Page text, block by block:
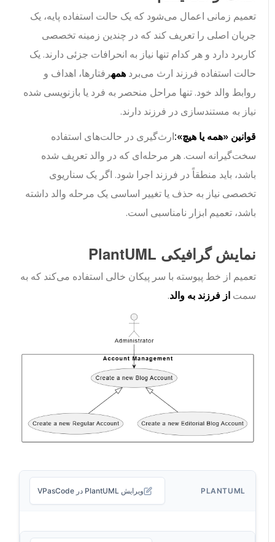
تعمیم زمانی اعمال می‌شود که یک حالت استفاده پایه، یک
جریان اصلی را تعریف کند که در چندین زمینه تخصصی
کاربرد دارد و هر کدام تنها نیاز به انحرافات جزئی دارند. یک
حالت استفاده فرزند ارث می‌برد همهرفتارها، اهداف و
روابط والد خود. تنها مراحل منحصر به فرد یا بازنویسی شده
نیاز به مستندسازی در فرزند دارند.
قوانین «همه یا هیچ»:ارث‌گیری در حالت‌های استفاده
سخت‌گیرانه است. هر مرحله‌ای که در والد تعریف شده
باشد، باید منطقاً در فرزند اجرا شود. اگر یک سناریوی
تخصصی نیاز به حذف یا تغییر اساسی یک مرحله والد داشته
باشد، تعمیم ابزار نامناسبی است.
نمایش گرافیکی PlantUML
تعمیم از خط پیوسته با سر پیکان خالی استفاده می‌کند که به
سمتاز فرزند به والد.
PLANTUML ویرایش PlantUML در VPasCode